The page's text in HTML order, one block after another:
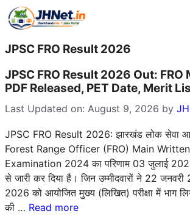
Skip
to
JPSC FRO Result 2026
JPSC FRO Result 2026 Out: FRO
PDF Released, PET Date, Merit
Last Updated on: August 9, 2026 by
JPSC FRO Result 2026: झारखंड लोक सेवा
Forest Range Officer (FRO) Main
Examination 2024 का परिणाम 03 जुलाई
से जारी कर दिया है। जिन उम्मीदवारों ने 22
2026 को आयोजित मुख्य (लिखित) परीक्षा में भाग
की … Read more